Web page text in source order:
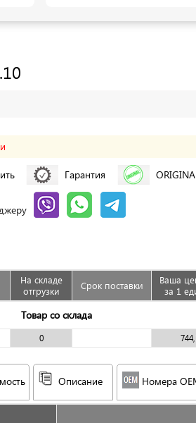
Гарантия
На складе
отгрузки
Срок поставки
Ваша
за 1
Товар со склада
0
Описание Номера